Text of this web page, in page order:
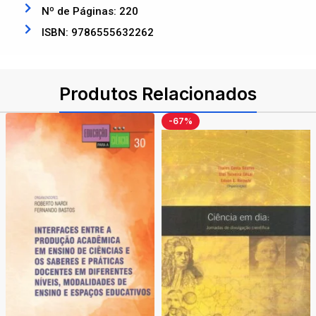
Nº de Páginas: 220
ISBN: 9786555632262
Produtos Relacionados
-67%